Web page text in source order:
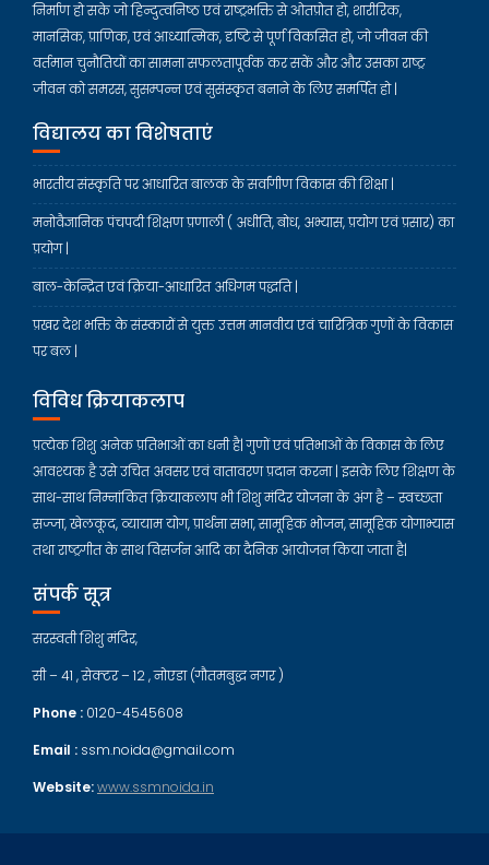
निर्माण हो सके जो हिन्दुत्वनिष्ठ एवं राष्ट्रभक्ति से ओतप्रोत हो, शारीरिक,
मानसिक, प्राणिक, एवं आध्यात्मिक, दृष्टि से पूर्ण विकसित हो, जो जीवन की
वर्तमान चुनौतियों का सामना सफलतापूर्वक कर सकें और और उसका राष्ट्र
जीवन को समरस, सुसम्पन्न एवं सुसंस्कृत बनाने के लिए समर्पित हो |
विद्यालय का विशेषताएं
भारतीय संस्कृति पर आधारित बालक के सर्वांगीण विकास की शिक्षा |
मनोवैज्ञानिक पंचपदी शिक्षण प्रणाली ( अधीति, बोध, अभ्यास, प्रयोग एवं प्रसार) का
प्रयोग |
बाल-केन्द्रित एवं क्रिया-आधारित अधिगम पद्धति |
प्रखर देश भक्ति के संस्कारों से युक्त उत्तम मानवीय एवं चारित्रिक गुणों के विकास
पर बल |
विविध क्रियाकलाप
प्रत्येक शिशु अनेक प्रतिभाओं का धनी है| गुणों एवं प्रतिभाओं के विकास के लिए
आवश्यक है उसे उचित अवसर एवं वातावरण प्रदान करना | इसके लिए शिक्षण के
साथ-साथ निम्नांकित क्रियाकलाप भी शिशु मंदिर योजना के अंग है – स्वच्छता
सज्जा, खेलकूद, व्यायाम योग, प्रार्थना सभा, सामूहिक भोजन, सामूहिक योगाभ्यास
तथा राष्ट्रगीत के साथ विसर्जन आदि का दैनिक आयोजन किया जाता है|
संपर्क सूत्र
सरस्वती शिशु मंदिर,
सी – 41 , सेक्टर – 12 , नोएडा (गौतमबुद्ध नगर )
Phone : 0120-4545608
Email : ssm.noida@gmail.com
Website:www.ssmnoida.in